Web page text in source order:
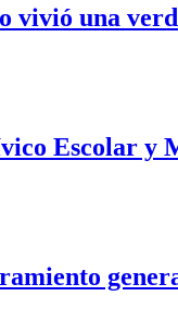
vivió una
Escolar y